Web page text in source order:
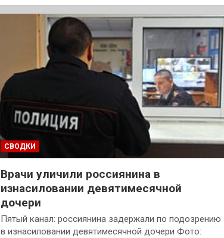
СВОДКИ
Врачи уличили россиянина в
изнасиловании девятимесячной
дочери
Пятый канал: россиянина задержали по подозрению
в изнасиловании девятимесячной дочери Фото: